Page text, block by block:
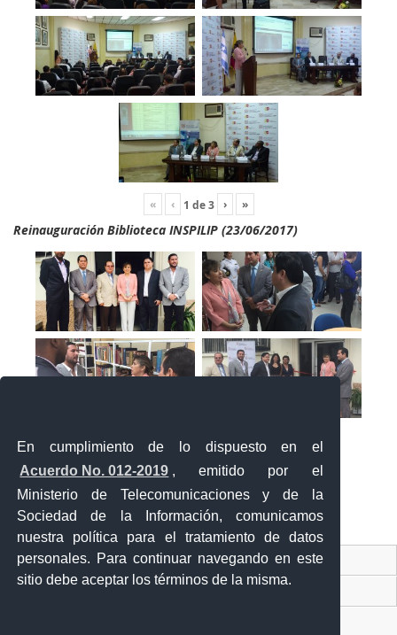
En cumplimiento de lo dispuesto en el
Acuerdo No. 012-2019 , emitido por el
Ministerio de Telecomunicaciones y de la
Sociedad de la Información, comunicamos
nuestra política para el tratamiento de datos
personales. Para continuar navegando en este
sitio debe aceptar los términos de la misma.
« ‹ 1 de3 › »
Reinauguración Biblioteca INSPILIP (23/06/2017)
Contacto Ciudadano Digital